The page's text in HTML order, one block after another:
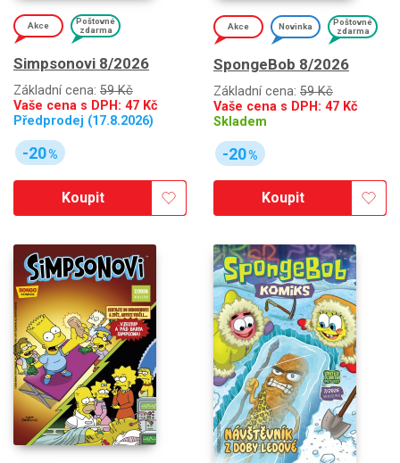
Akce
Poštovné
zdarma
Simpsonovi 8/2026
Základní cena: 59 Kč
Vaše cena s DPH: 47 Kč
Předprodej (17.8.2026)
-20%
Koupit
Akce Novinka
Poštovné
zdarma
SpongeBob 8/2026
Základní cena: 59 Kč
Vaše cena s DPH: 47 Kč
Skladem
-20%
Koupit